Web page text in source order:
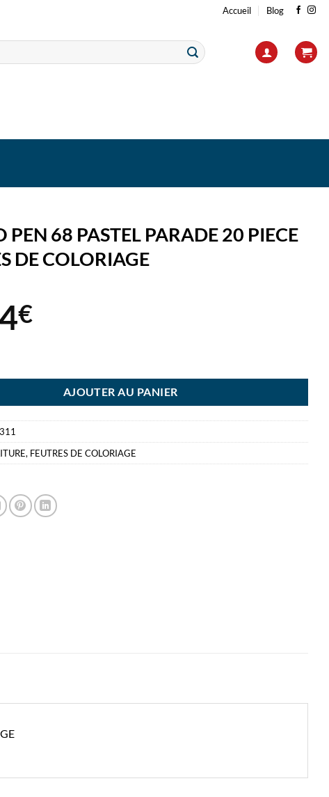
Accueil Blog
PEN 68 PASTEL PARADE 20 PIECE
DE COLORIAGE
€
AJOUTER AU PANIER
, FEUTRES DE COLORIAGE